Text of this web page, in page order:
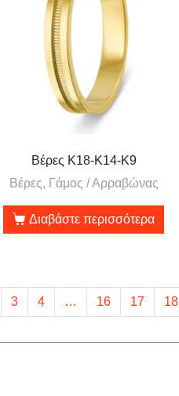
Βέρες Κ18-Κ14-Κ9
Βέρες, Γάμος / Αρραβώνας
Διαβάστε περισσότερα
3 4 … 16 17 18